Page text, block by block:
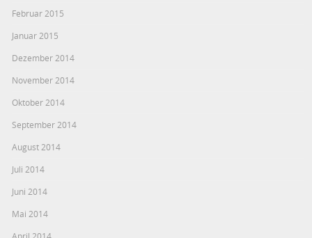
Februar 2015
Januar 2015
Dezember 2014
November 2014
Oktober 2014
September 2014
August 2014
Juli 2014
Juni 2014
Mai 2014
April 2014